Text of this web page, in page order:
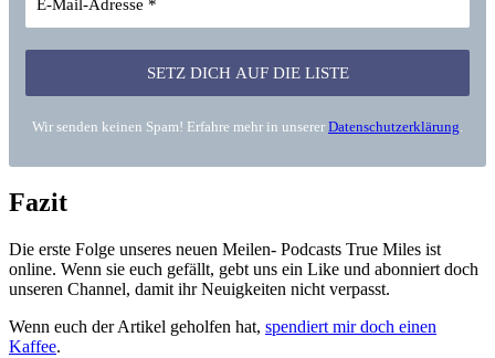
Wir senden keinen Spam! Erfahre mehr in unserer Datenschutzerklärung
Fazit
Die erste Folge unseres neuen Meilen- Podcasts True Miles ist
online. Wenn sie euch gefällt, gebt uns ein Like und abonniert doch
unseren Channel, damit ihr Neuigkeiten nicht verpasst.
Wenn euch der Artikel geholfen hat, spendiert mir doch einen
Kaffee.